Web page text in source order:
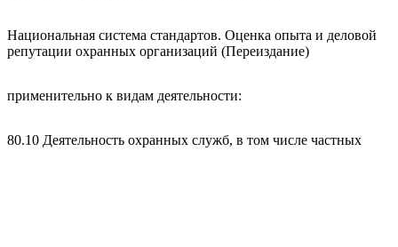
Национальная система стандартов. Оценка опыта и деловой
репутации охранных организаций (Переиздание)
применительно к видам деятельности:
80.10 Деятельность охранных служб, в том числе частных